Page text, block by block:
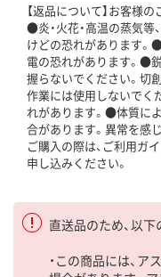
【返品について】お客様
●炎・火花・高温の蒸気等
けどの恐れがあります。
電の恐れがあります。●
握らないでください。切
作業には使用しないでく
れがあります。●体質に
合があります。異常を感
ご購入の際は、ご利用ガイ
申し込みください。
直送品のため、以下
・この商品には、